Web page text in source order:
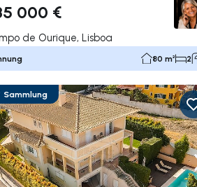
000 €
de Ourique, Lisboa
80 m² 2
links navigieren
Sammlung